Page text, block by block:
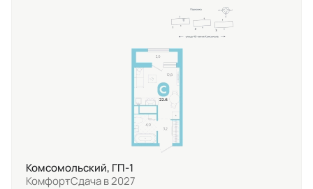
Комсомольский, ГП-1
КомфортСдача в 2027